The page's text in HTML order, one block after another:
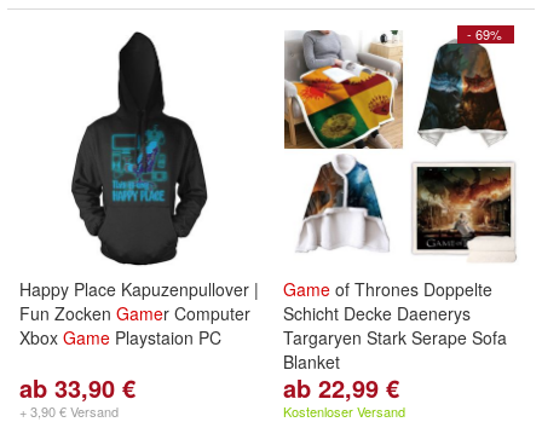
Happy Place Kapuzenpullover |
Fun Zocken Gamer Computer
Xbox Game Playstaion PC
ab 33,90 €
+ 3,90 € Versand
- 69%
Game of Thrones Doppelte
Schicht Decke Daenerys
Targaryen Stark Serape Sofa
Blanket
ab 22,99 €
Kostenloser Versand